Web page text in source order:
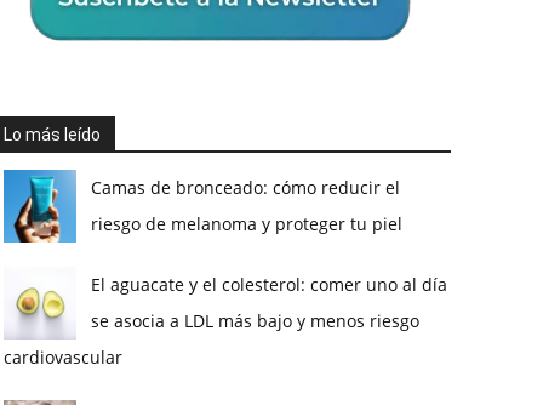
Lo más leído
Camas de bronceado: cómo reducir el
riesgo de melanoma y proteger tu piel
El aguacate y el colesterol: comer uno al día
se asocia a LDL más bajo y menos riesgo
cardiovascular